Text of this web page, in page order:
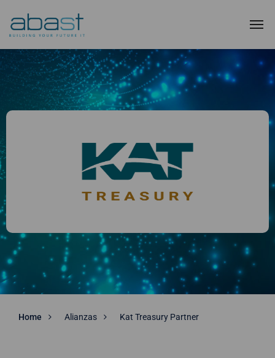
Home Alianzas Kat Treasury Partner